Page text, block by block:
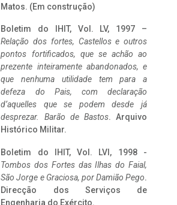
Matos. (Em construção)
Boletim do IHIT, Vol. LV, 1997 –
Relação dos fortes, Castellos e outros
pontos fortificados, que se achão ao
prezente inteiramente abandonados, e
que nenhuma utilidade tem para a
defeza do Pais, com declaração
d’aquelles que se podem desde já
desprezar. Barão de Bastos. Arquivo
Histórico Militar.
Boletim do IHIT, Vol. LVI, 1998 -
Tombos dos Fortes das Ilhas do Faial,
São Jorge e Graciosa, por Damião Pego.
Direcção dos Serviços de
Engenharia do Exército.